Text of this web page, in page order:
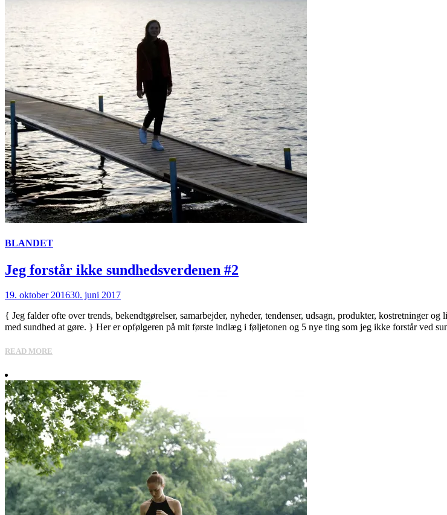
BLANDET
Jeg forstår ikke sundhedsverdenen #2
19. oktober 201630. juni 2017
{ Jeg falder ofte over trends, bekendtgørelser, samarbejder, nyheder, tendenser, udsagn, produkter, kostretninger
med sundhed at gøre. } Her er opfølgeren på mit første indlæg i føljetonen og 5 nye ting som jeg ikke forstår ved
READ MORE